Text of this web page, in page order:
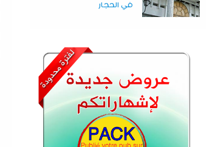
في الحجار